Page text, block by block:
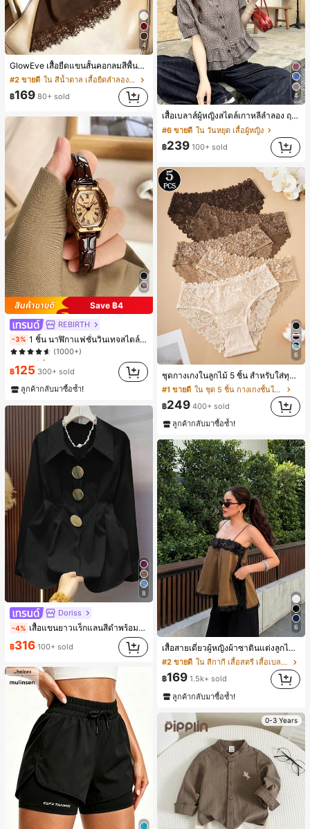
4
GlowEve เสื้อยืดแขนสั้นคอกลมสีพื้นลำลองอเนกประสงค์สำหรับผู้หญิง
#2 ขายดี
ใน สีน้ำตาล เสื้อยืดลำลองพื้นฐาน
฿169 80+ sold
Save ฿4
REBIRTH
-3% 1 ชิ้น นาฬิกาแฟชั่นวินเทจสไตล์มินิมอลเลขโรมันสำหรับผู้หญิง เหมาะสำหรับการตกแต่งประจำวัน
#1 ขายดี
(1000+)
#1 ขายดี
(1000+)
#1 ขายดี
(1000+)
ใน วินเทจ นาฬิกาควอทซ์ผู้หญิง
(1000+)
฿125 300+ sold
ลูกค้ากลับมาซื้อซ้ำ!
8
Doriss
-4% เสื้อแขนยาวแร็กแลนสีดำพร้อมหัวเข็มขัดโลหะ ฤดูใบไม้ผลิ/ฤดูร้อน สไตล์โบฮีเมียนวินเทจ เหมาะสำหรับงานแต่งงาน งานปาร์ตี้ การเดินทางไปทำงาน และสุนทรียศาสตร์
฿316 100+ sold
4
เสื้อเบลาส์ผู้หญิงสไตล์เกาหลีลำลอง ฤดูใบไม้ผลิ/ฤดูร้อนใหม่ ชายระบาย ชิคและหรูหรา
#6 ขายดี ใน วันหยุด เสื้อผู้หญิง
฿239 100+ sold
6
ชุดกางเกงในลูกไม้ 5 ชิ้น สำหรับใส่ทุกวัน
#1 ขายดี
ใน ชุด 5 ชิ้น กางเกงชั้นในผู้หญิง
฿249 400+ sold
ลูกค้ากลับมาซื้อซ้ำ!
6
เสื้อสายเดี่ยวผู้หญิงผ้าซาตินแต่งลูกไม้ - เสื้อสายเดี่ยวฤดูร้อนสีคากีมีรอยผ่าด้านข้างที่น่าดึงดูดแบบสบายๆ
#2 ขายดี
ใน สีกากี เสื้อสตรี เสื้อเบลาส์ & Tee
฿169 1.5k+ sold
ลูกค้ากลับมาซื้อซ้ำ!
0-3 Years